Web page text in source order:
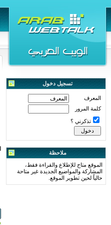
تسجيل دخول
المعرف
كلمة المرور
تذكرني ؟
ملاحظة
الموقع متاح للإطلاع والقراءة فقط،
المشاركة والمواضيع الجديدة غير متاحة
حالياً لحين تطوير الموقع.